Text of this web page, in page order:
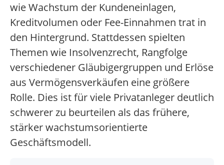
wie Wachstum der Kundeneinlagen,
Kreditvolumen oder Fee-Einnahmen trat in
den Hintergrund. Stattdessen spielten
Themen wie Insolvenzrecht, Rangfolge
verschiedener Gläubigergruppen und Erlöse
aus Vermögensverkäufen eine größere
Rolle. Dies ist für viele Privatanleger deutlich
schwerer zu beurteilen als das frühere,
stärker wachstumsorientierte
Geschäftsmodell.